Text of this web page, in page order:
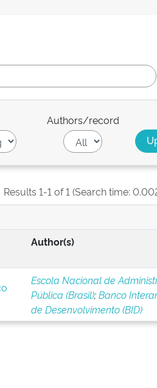
Authors/record
Results 1-1 of 1 (Search time:
Author(s)
Escola Nacional de
Pública (Brasil);Banco
de Desenvolvimento (BID)